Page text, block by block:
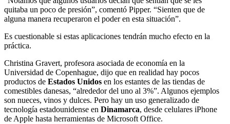
quitaba un poco de presión”, comentó Pipper. “Sienten que de
alguna manera recuperaron el poder en esta situación”.
Es cuestionable si estas aplicaciones tendrán mucho efecto en la
práctica.
Christina Gravert, profesora asociada de economía en la
Universidad de Copenhague, dijo que en realidad hay pocos
productos de Estados Unidos en los estantes de las tiendas de
comestibles danesas, “alrededor del uno al 3%”. Algunos ejemplos
son nueces, vinos y dulces. Pero hay un uso generalizado de
tecnología estadounidense en Dinamarca, desde celulares iPhone
de Apple hasta herramientas de Microsoft Office.